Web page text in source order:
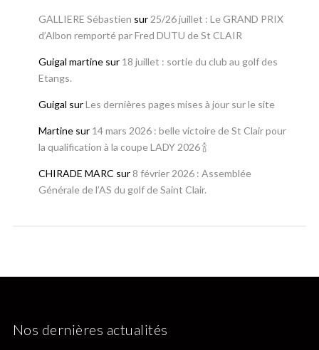
GALLIERE Sébastien sur 25/26 juillet : Le GRAND PRIX
d’Albon remporté par Fred DUTU de St CLAIR
Guigal martinesur 18 juillet : sortie du club au golf des
Etangs.
Guigal surLes dernières pages mises à jour sur le site
Martinesur 14 mars 2026 : belle victoire de St Clair pour
la qualification à la coupe LADY 2026 🍾
CHIRADE MARC sur 8 février 2026 : Assemblée
Générale de l’AS du golf de Saint Clair.
Nos dernières actualités